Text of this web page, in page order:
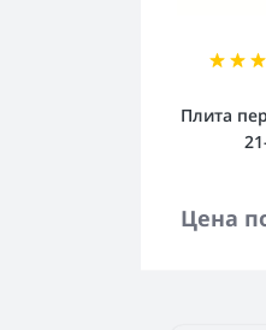
Плита
Цена